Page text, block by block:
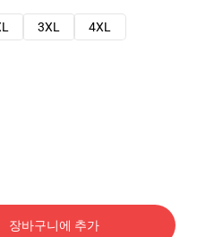
3XL
4XL
장바구니에 추가